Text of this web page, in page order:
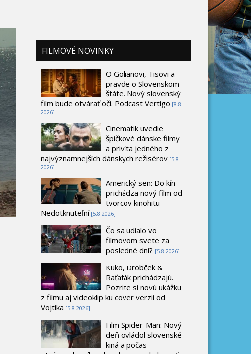
FILMOVÉ NOVINKY
O Golianovi, Tisovi a
pravde o Slovenskom
štáte. Nový slovenský
film bude otvárať oči. Podcast Vertigo [8.8
2026]
Cinematik uvedie
špičkové dánske filmy
a privíta jedného z
najvýznamnejších dánskych režisérov [5.8
2026]
Americký sen: Do kín
prichádza nový film od
tvorcov kinohitu
Nedotknuteľní [5.8 2026]
Čo sa udialo vo
filmovom svete za
posledné dni? [5.8 2026]
Kuko, Drobček &
Raťafák prichádzajú.
Pozrite si novú ukážku
z filmu aj videoklip ku cover verzii od
Vojtika [5.8 2026]
Film Spider-Man: Nový
deň ovládol slovenské
kiná a počas